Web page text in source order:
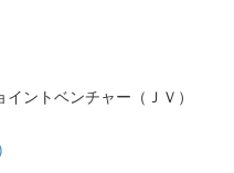
ントベンチャー（ＪＶ）